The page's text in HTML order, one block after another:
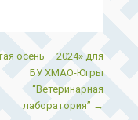
осень – 2024» для
БУ ХМАО-Югры
“Ветеринарная
лаборатория” →